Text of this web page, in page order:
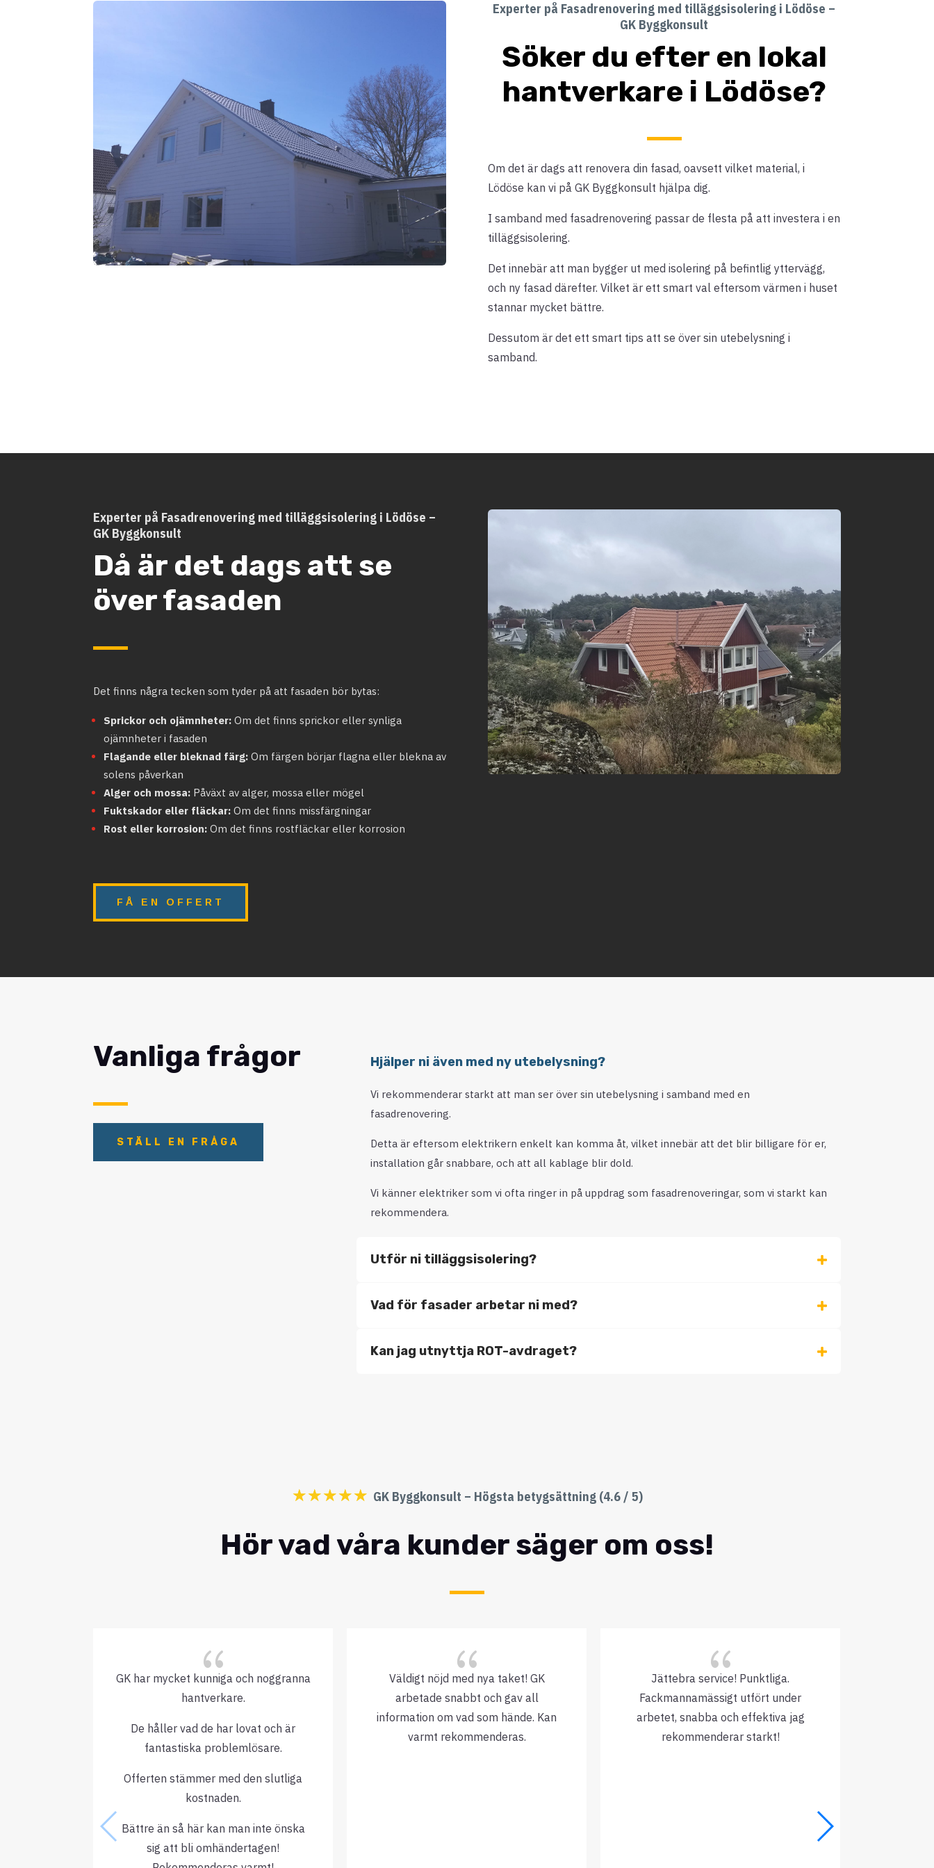
Experter på Fasadrenovering med tilläggsisolering i Lödöse –
GK Byggkonsult
Söker du efter en lokal
hantverkare i Lödöse?
Om det är dags att renovera din fasad, oavsett vilket material, i
Lödöse kan vi på GK Byggkonsult hjälpa dig.
I samband med fasadrenovering passar de flesta på att investera i en
tilläggsisolering.
Det innebär att man bygger ut med isolering på befintlig yttervägg,
och ny fasad därefter. Vilket är ett smart val eftersom värmen i huset
stannar mycket bättre.
Dessutom är det ett smart tips att se över sin utebelysning i
samband.
Experter på Fasadrenovering med tilläggsisolering i Lödöse –
GK Byggkonsult
Då är det dags att se
över fasaden
Det finns några tecken som tyder på att fasaden bör bytas:
Sprickor och ojämnheter: Om det finns sprickor eller synliga
ojämnheter i fasaden
Flagande eller bleknad färg: Om färgen börjar flagna eller blekna av
solens påverkan
Alger och mossa: Påväxt av alger, mossa eller mögel
Fuktskador eller fläckar: Om det finns missfärgningar
Rost eller korrosion: Om det finns rostfläckar eller korrosion
FÅ EN OFFERT
Vanliga frågor
STÄLL EN FRÅGA
Hjälper ni även med ny utebelysning?
Vi rekommenderar starkt att man ser över sin utebelysning i samband med en
fasadrenovering.
Detta är eftersom elektrikern enkelt kan komma åt, vilket innebär att det blir billigare för er,
installation går snabbare, och att all kablage blir dold.
Vi känner elektriker som vi ofta ringer in på uppdrag som fasadrenoveringar, som vi starkt kan
rekommendera.
Utför ni tilläggsisolering?
Vad för fasader arbetar ni med?
Kan jag utnyttja ROT-avdraget?
☆☆☆☆☆ GK Byggkonsult – Högsta betygsättning (4.6 / 5)
Hör vad våra kunder säger om oss!
{
GK har mycket kunniga och noggranna
hantverkare.
De håller vad de har lovat och är
fantastiska problemlösare.
Offerten stämmer med den slutliga
kostnaden.
Bättre än så här kan man inte önska
sig att bli omhändertagen!
{
Väldigt nöjd med nya taket! GK
arbetade snabbt och gav all
information om vad som hände. Kan
varmt rekommenderas.
{
Jättebra service! Punktliga.
Fackmannamässigt utfört under
arbetet, snabba och effektiva jag
rekommenderar starkt!